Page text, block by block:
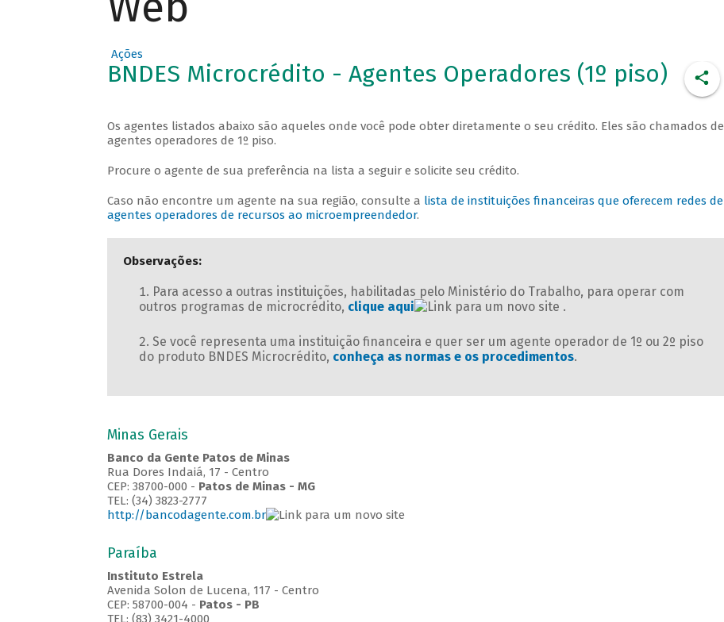
Ações
BNDES Microcrédito - Agentes Operadores (1º piso)
Os agentes listados abaixo são aqueles onde você pode obter diretamente o seu crédito. Eles são chamados de
agentes operadores de 1º piso.
Procure o agente de sua preferência na lista a seguir e solicite seu crédito.
Caso não encontre um agente na sua região, consulte a lista de instituições financeiras que oferecem redes de
agentes operadores de recursos ao microempreendedor.
Observações:
Para acesso a outras instituições, habilitadas pelo Ministério do Trabalho, para operar com
outros programas de microcrédito, clique aqui .
Se você representa uma instituição financeira e quer ser um agente operador de 1º ou 2º piso
do produto BNDES Microcrédito, conheça as normas e os procedimentos.
Minas Gerais
Banco da Gente Patos de Minas
Rua Dores Indaiá, 17 - Centro
CEP: 38700-000 - Patos de Minas - MG
TEL: (34) 3823-2777
http://bancodagente.com.br
Paraíba
Instituto Estrela
Avenida Solon de Lucena, 117 - Centro
CEP: 58700-004 - Patos - PB